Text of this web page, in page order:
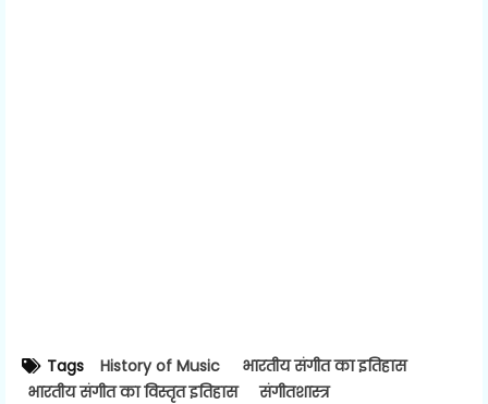
Tags History of Music
भारतीय संगीत का इतिहास
भारतीय संगीत का विस्तृत इतिहास
संगीतशास्त्र